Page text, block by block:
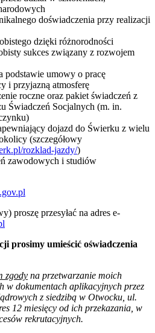
doświadczenia przy realizacji
dzięki różnorodności
sukces związany z rozwojem
podstawie umowy o pracę
i przyjazną atmosferę
roczne oraz pakiet świadczeń z
Świadczeń Socjalnych (m. in.
dojazd do Świerku z wielu
(szczegółowy
rozklad-jazdy/)
zawodowych i studiów
proszę przesyłać na adres e-
prosimy umieścić oświadczenia
zgody na przetwarzanie moich
w dokumentach aplikacyjnych przez
z siedzibą w Otwocku, ul.
12 miesięcy od ich przekazania, w
rekrutacyjnych.